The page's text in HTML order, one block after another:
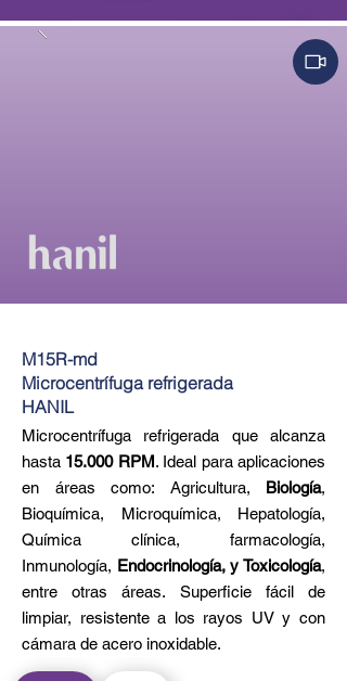
M15R-md
Microcentrífuga refrigerada
HANIL
Microcentrífuga refrigerada que alcanza
hasta 15.000 RPM. Ideal para aplicaciones
en áreas como: Agricultura, Biología,
Bioquímica, Microquímica, Hepatología,
Química clínica, farmacología,
Inmunología, Endocrinología, y Toxicología,
entre otras áreas. Superficie fácil de
limpiar, resistente a los rayos UV y con
cámara de acero inoxidable.